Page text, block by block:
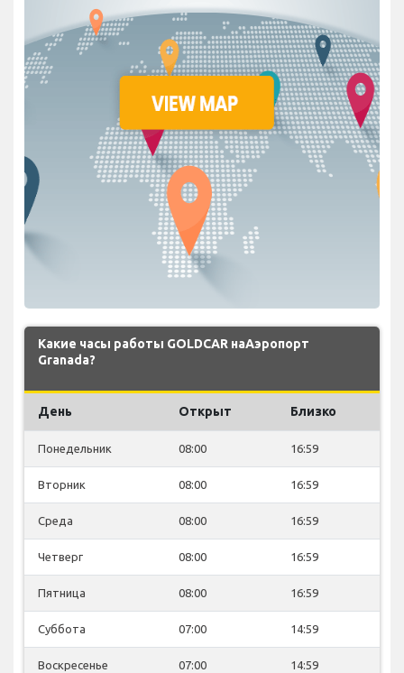
Какие часы работы GOLDCAR наАэропорт
Granada?
День Открыт Близко
Понедельник 08:00 16:59
Вторник 08:00 16:59
Среда 08:00 16:59
Четверг 08:00 16:59
Пятница 08:00 16:59
Суббота 07:00 14:59
Воскресенье 07:00 14:59